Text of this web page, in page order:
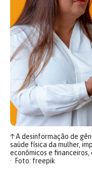
↑A desinformação de
saúde física da mulher,
econômicos e
Foto: freepik